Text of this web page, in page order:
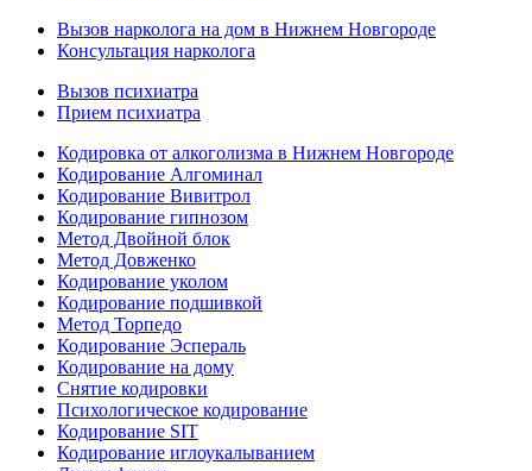
Вызов нарколога на дом в Нижнем Новгороде
Консультация нарколога
Вызов психиатра
Прием психиатра
Кодировка от алкоголизма в Нижнем Новгороде
Кодирование Алгоминал
Кодирование Вивитрол
Кодирование гипнозом
Метод Двойной блок
Метод Довженко
Кодирование уколом
Кодирование подшивкой
Метод Торпедо
Кодирование Эспераль
Кодирование на дому
Снятие кодировки
Психологическое кодирование
Кодирование SIT
Кодирование иглоукалыванием